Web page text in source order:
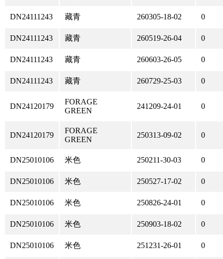
DN24111243 藏青 260305-18-02 0
DN24111243 藏青 260519-26-04 0
DN24111243 藏青 260603-26-05 0
DN24111243 藏青 260729-25-03 0
DN24120179
FORAGE
GREEN
241209-24-01 0
DN24120179
FORAGE
GREEN
250313-09-02 0
DN25010106 米色 250211-30-03 0
DN25010106 米色 250527-17-02 0
DN25010106 米色 250826-24-01 0
DN25010106 米色 250903-18-02 0
DN25010106 米色 251231-26-01 0